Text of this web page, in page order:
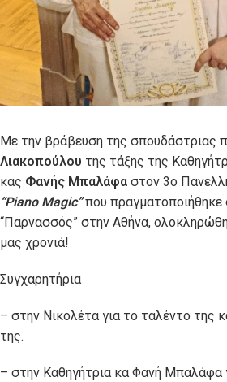
Με την βράβευση της σπουδάστριας
Λιακοπούλου της τάξης της
κας Φανής Μπαλάφα στον 3ο
“Piano Magic”που πραγματοποιήθηκε
“Παρνασσός” στην Αθήνα,
μας χρονιά!
Συγχαρητήρια
– στην Νικολέτα για το ταλέντο της
της.
– στην Καθηγήτρια κα Φανή Μπαλάφα